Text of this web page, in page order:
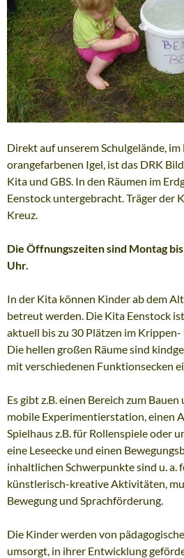
Direkt auf unserem Schulgelände,
orangefarbenen Igel, ist das DRK
Kita und GBS. In den Räumen im
Eenstock untergebracht. Träger der
Kreuz.
Die Öffnungszeiten sind Montag
Uhr.
In der Kita können Kinder ab dem
betreut werden. Die Kita Eenstock
aktuell bis zu 30 Plätzen im
Die hellen großen Räume sind
mit verschiedenen Funktionsecken
Es gibt z.B. einen Bereich zum
mobile Experimentierstation, einen
Spielhaus z.B. für Rollenspiele oder
eine Leseecke und einen
inhaltlichen Schwerpunkte sind u. a.
künstlerisch-kreative Aktivitäten,
Bewegung und Sprachförderung.
Die Kinder werden von
umsorgt, in ihrer Entwicklung